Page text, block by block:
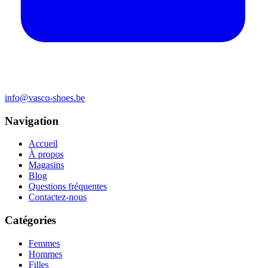
info@vasco-shoes.be
Navigation
Accueil
À propos
Magasins
Blog
Questions fréquentes
Contactez-nous
Catégories
Femmes
Hommes
Filles